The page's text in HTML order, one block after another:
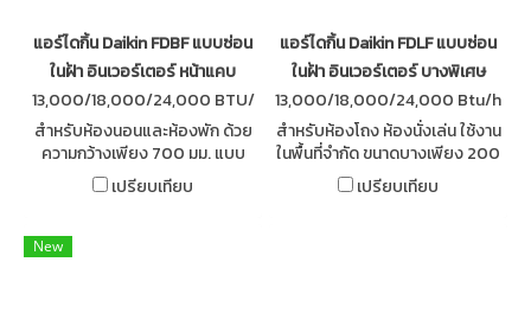
แอร์ไดกิ้น Daikin FDBF แบบซ่อน
ในฝ้า อินเวอร์เตอร์ หน้าแคบ
13,000/18,000/24,000 BTU/
h
สำหรับห้องนอนและห้องพัก ด้วย
ความกว้างเพียง 700 มม. แบบ
ซ่อนในฝ้า อินเวอร์เตอร์ R32
ประหยัดพลังงานมากขึ้นถึง 35%
เปรียบเทียบ
แอร์ไดกิ้น Daikin FDLF แบบซ่อน
ในฝ้า อินเวอร์เตอร์ บางพิเศษ
13,000/18,000/24,000 Btu/h
สำหรับห้องโถง ห้องนั่งเล่น ใช้งาน
ในพื้นที่จำกัด ขนาดบางเพียง 200
มม.ทุกรุ่น แบบต่อท่อลม ระบบอิน
เวอร์เตอร์ สารทำความเย็น R32
เปรียบเทียบ
New